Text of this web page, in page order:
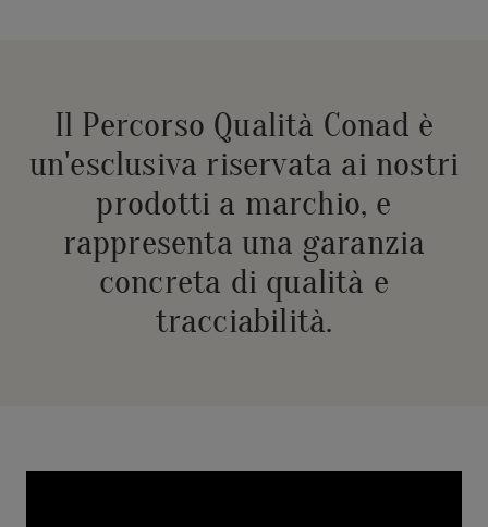
Il Percorso Qualità Conad è
un'esclusiva riservata ai nostri
prodotti a marchio, e
rappresenta una garanzia
concreta di qualità e
tracciabilità.